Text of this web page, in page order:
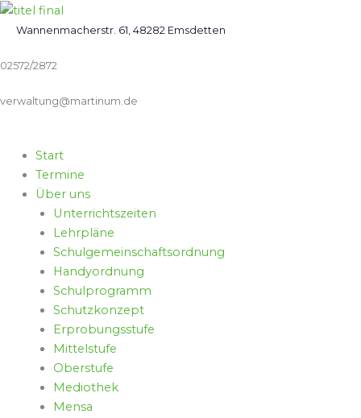
Zum
InhaltWannenmacherstr. 61, 48282 Emsdetten
02572/2872
verwaltung@martinum.de
Start
Termine
Über uns
Unterrichtszeiten
Lehrpläne
Schulgemeinschaftsordnung
Handyordnung
Schulprogramm
Schutzkonzept
Erprobungsstufe
Mittelstufe
Oberstufe
Mediothek
Mensa